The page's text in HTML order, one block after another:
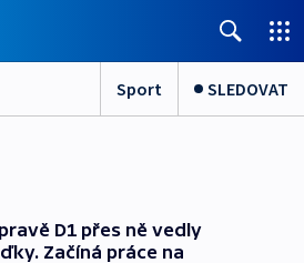
Sport SLEDOVAT
D1 přes ně vedly
Začíná práce na